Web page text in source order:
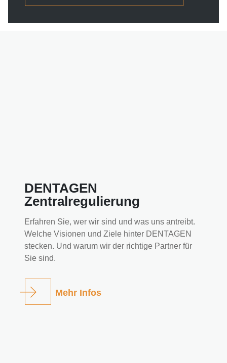
DENTAGEN
Zentralregulierung
Erfahren Sie, wer wir sind und was uns antreibt.
Welche Visionen und Ziele hinter DENTAGEN
stecken. Und warum wir der richtige Partner für
Sie sind.
Mehr Infos